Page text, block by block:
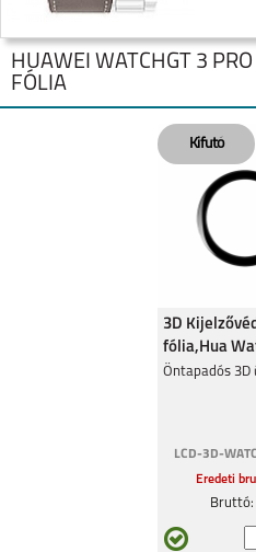
SAMSUNG GALAXY
WATCH9
HUAWEI WATCHGT 3
FÓLIA
3D
fólia,Hua
Pro
Öntapadós 3D
LCD-3D-
Eredeti
Bruttó: